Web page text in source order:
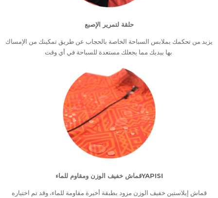
حلقة لتمرير الإصبع
يزيد من تحكمك بملابس السباحة الخاصة بالحجاب عن طريق تمكينك من الإمساك
بها بيديك مما يجعلك مستعدة للسباحة في أي وقت.
قماش خفيف الوزن ومقاوم للماءYAPISI
قماش إيلاستين خفيف الوزن مزود بطبقة أخيرة مقاومة للماء، وقد تم اختياره